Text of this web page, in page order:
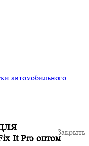
автомобильного
Закрыть
It Pro оптом